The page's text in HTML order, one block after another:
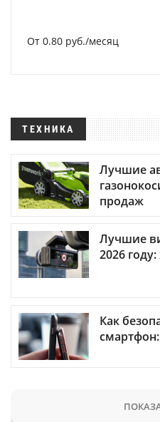
От 0.80 руб./месяц
ТЕХНИКА
Лучшие
продаж
Лучшие
2026
Как